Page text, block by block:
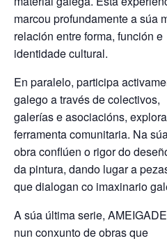
marcou profundamente a súa
relación entre forma, función e
identidade cultural.
En paralelo, participa
galego a través de colectivos,
galerías e asociacións,
ferramenta comunitaria. Na
obra conflúen o rigor do
da pintura, dando lugar a
que dialogan co imaxinario
A súa última serie,
nun conxunto de obras que